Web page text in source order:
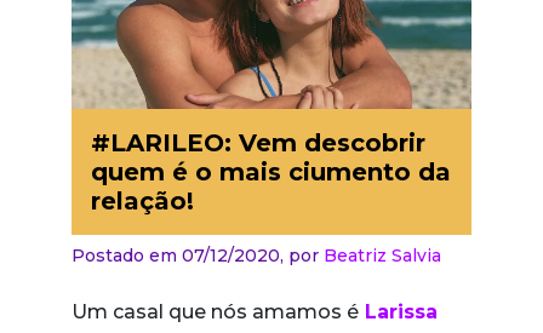
#LARILEO: Vem descobrir
quem é o mais ciumento da
relação!
Postado em 07/12/2020, por Beatriz Salvia
Um casal que nós amamos é Larissa